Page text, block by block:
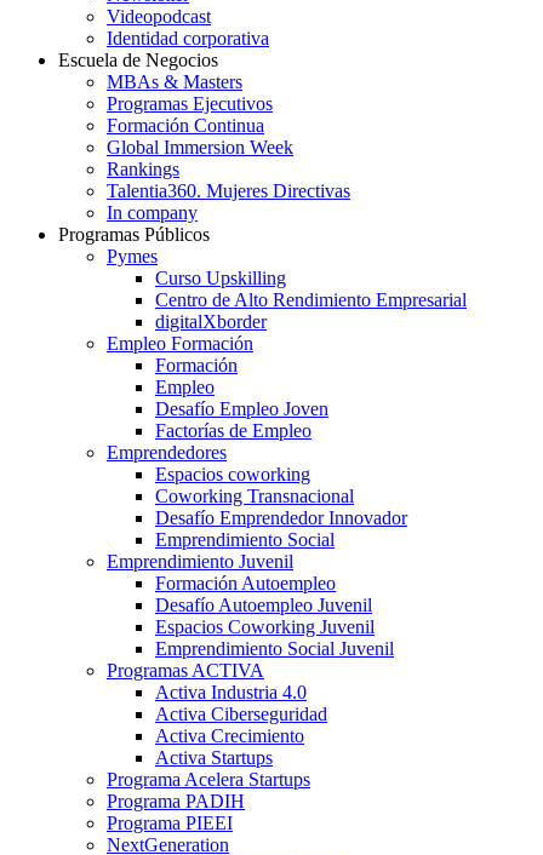
Videopodcast
Identidad corporativa
Escuela de Negocios
MBAs & Masters
Programas Ejecutivos
Formación Continua
Global Immersion Week
Rankings
Talentia360. Mujeres Directivas
In company
Programas Públicos
Pymes
Curso Upskilling
Centro de Alto Rendimiento Empresarial
digitalXborder
Empleo Formación
Formación
Empleo
Desafío Empleo Joven
Factorías de Empleo
Emprendedores
Espacios coworking
Coworking Transnacional
Desafío Emprendedor Innovador
Emprendimiento Social
Emprendimiento Juvenil
Formación Autoempleo
Desafío Autoempleo Juvenil
Espacios Coworking Juvenil
Emprendimiento Social Juvenil
Programas ACTIVA
Activa Industria 4.0
Activa Ciberseguridad
Activa Crecimiento
Activa Startups
Programa Acelera Startups
Programa PADIH
Programa PIEEI
NextGeneration